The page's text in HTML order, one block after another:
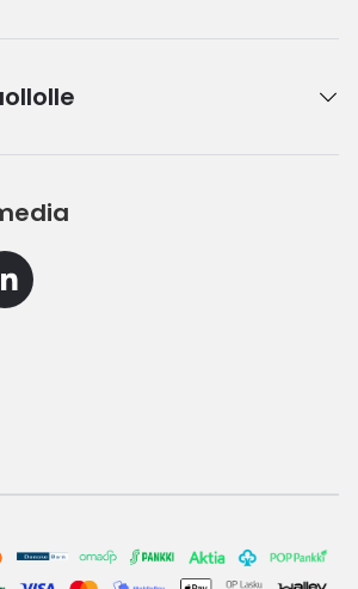
Linkedin